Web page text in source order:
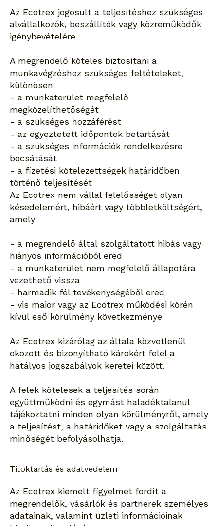
Az Ecotrex jogosult a teljesítéshez szükséges
alvállalkozók, beszállítók vagy közreműködők
igénybevételére.
A megrendelő köteles biztosítani a
munkavégzéshez szükséges feltételeket,
különösen:
- a munkaterület megfelelő
megközelíthetőségét
- a szükséges hozzáférést
- az egyeztetett időpontok betartását
- a szükséges információk rendelkezésre
bocsátását
- a fizetési kötelezettségek határidőben
történő teljesítését
Az Ecotrex nem vállal felelősséget olyan
késedelemért, hibáért vagy többletköltségért,
amely:
- a megrendelő által szolgáltatott hibás vagy
hiányos információból ered
- a munkaterület nem megfelelő állapotára
vezethető vissza
- harmadik fél tevékenységéből ered
- vis maior vagy az Ecotrex működési körén
kívül eső körülmény következménye
Az Ecotrex kizárólag az általa közvetlenül
okozott és bizonyítható károkért felel a
hatályos jogszabályok keretei között.
A felek kötelesek a teljesítés során
együttműködni és egymást haladéktalanul
tájékoztatni minden olyan körülményről, amely
a teljesítést, a határidőket vagy a szolgáltatás
minőségét befolyásolhatja.
Titoktartás és adatvédelem
Az Ecotrex kiemelt figyelmet fordít a
megrendelők, vásárlók és partnerek személyes
adatainak, valamint üzleti információinak